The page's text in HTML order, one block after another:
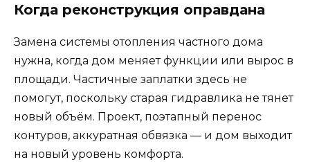
Когда реконструкция оправдана
Замена системы отопления частного дома
нужна, когда дом меняет функции или вырос в
площади. Частичные заплатки здесь не
помогут, поскольку старая гидравлика не тянет
новый объём. Проект, поэтапный перенос
контуров, аккуратная обвязка — и дом выходит
на новый уровень комфорта.